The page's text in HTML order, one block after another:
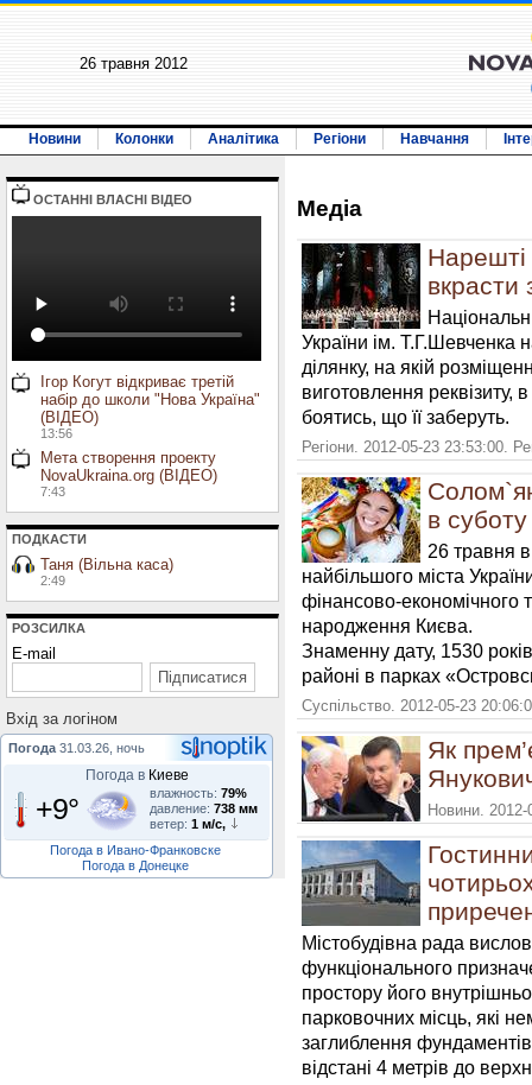
26 травня 2012
Новини Колонки Аналітика Регіони Навчання
ОСТАННI ВЛАСНI ВIДЕО
Ігор Когут відкриває третій
набір до школи "Нова Україна"
(ВІДЕО)
13:56
Мета створення проекту
NovaUkraina.org (ВІДЕО)
7:43
ПОДКАСТИ
Таня (Вільна каса)
2:49
РОЗСИЛКА
E-mail
Вхiд за логiном
Погода 31.03.26, ночь
Погода в Киеве
+9° влажность: 79%
давление: 738 мм
ветер: 1 м/с,
Погода в Ивано-Франковске
Погода в Донецке
Медiа
України ім. Т.Г.Шевченка
ділянку, на якій
виготовлення реквізиту,
боятись, що її заберуть.
Регіони. 2012-05-23 23:53:00.
в суботу
26 травня
найбільшого міста
фінансово-економічного
народження Києва.
Знаменну дату, 1530
районі в парках
Суспільство. 2012-05-23
Як
Новини.
Містобудівна рада
функціонального
простору його
парковочних місць, які
заглиблення фундаментів
відстані 4 метрів до